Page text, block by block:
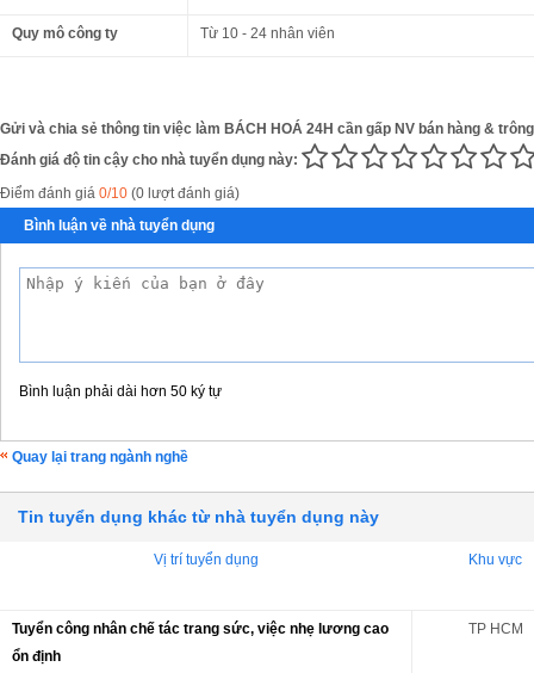
Quy mô công ty Từ 10 - 24 nhân viên
Gửi và chia sẻ thông tin việc làm BÁCH HOÁ 24H cần gấp NV bán hàng &
Đánh giá độ tin cậy cho nhà tuyển dụng này:
Điểm đánh giá 0/10 (0 lượt đánh giá)
Bình luận về nhà tuyển dụng
Bình luận phải dài hơn 50 ký tự
Quay lại trang ngành nghề
Tin tuyển dụng khác từ nhà tuyển dụng này
Vị trí tuyển dụng Khu vực
Tuyển công nhân chế tác trang sức, việc nhẹ lương cao
ổn định
TP HCM